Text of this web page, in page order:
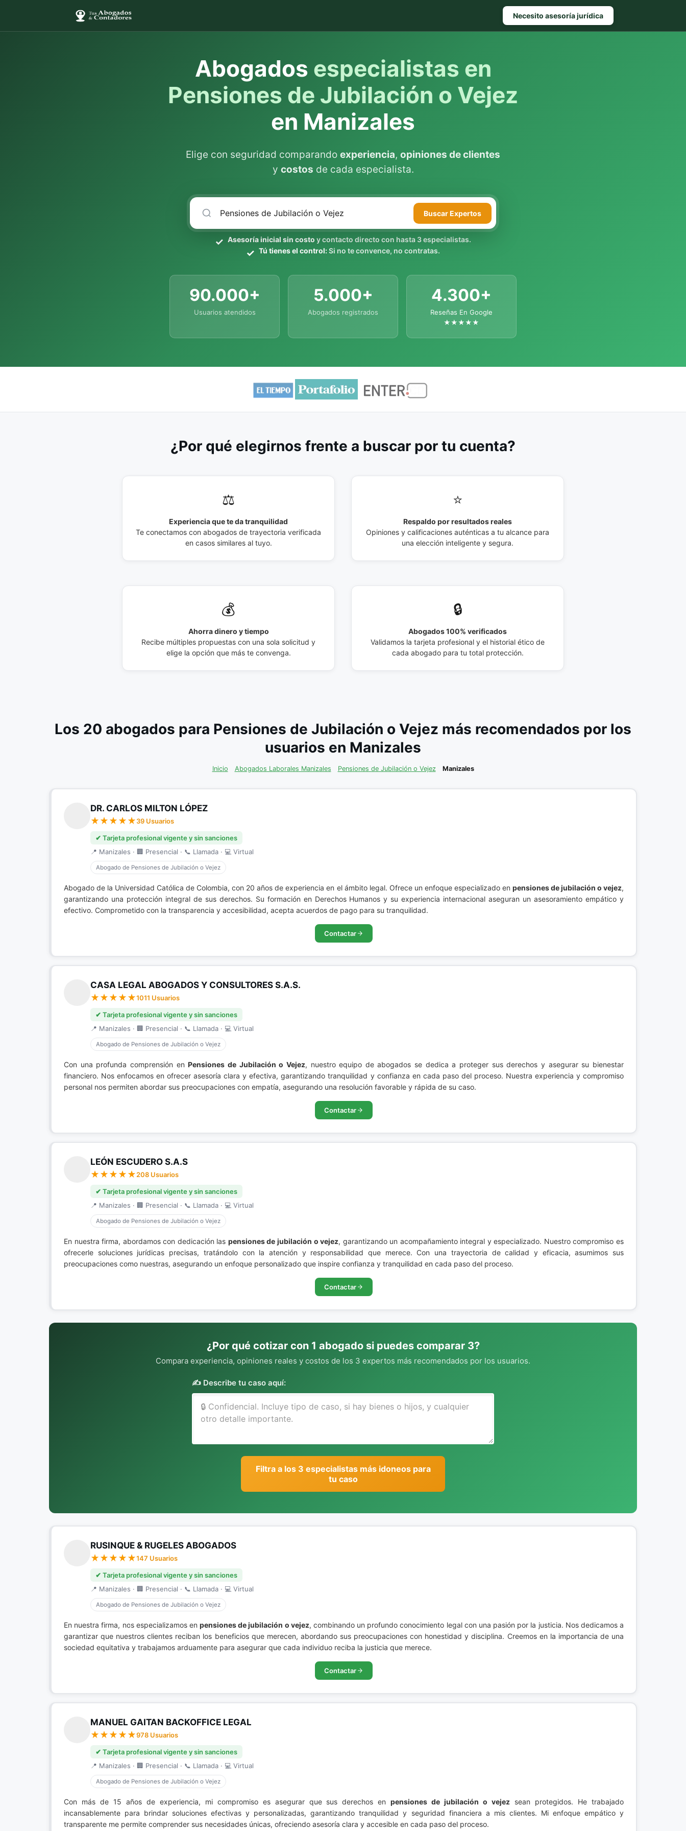
Necesito asesoría jurídica
Abogados especialistas en
Pensiones de Jubilación o Vejez
en Manizales
Elige con seguridad comparando experiencia, opiniones de clientes
y costos de cada especialista.
BuscarExpertos
Asesoría inicial sin costo y contacto directo con hasta 3 especialistas.
Tú tienes el control:Si no te convence, no contratas.
90.000+
Usuarios atendidos
5.000+
Abogados registrados
4.300+
Reseñas En Google
★★★★★
¿Por qué elegirnos frente a buscar por tu cuenta?
⚖️
Experiencia que te da tranquilidad
Te conectamos con abogados de trayectoria verificada
en casos similares al tuyo.
⭐
Respaldo por resultados reales
Opiniones y calificaciones auténticas a tu alcance para
una elección inteligente y segura.
💰
Ahorra dinero y tiempo
Recibe múltiples propuestas con una sola solicitud y
elige la opción que más te convenga.
🔒
Abogados 100% verificados
Validamos la tarjeta profesional y el historial ético de
cada abogado para tu total protección.
Los 20 abogados para Pensiones de Jubilación o Vejez más recomendados por los
usuarios en Manizales
Inicio Abogados Laborales Manizales Pensiones de Jubilación o Vejez Manizales
DR. CARLOS MILTON LÓPEZ
39 Usuarios
✔ Tarjeta profesional vigente y sin sanciones
📍 Manizales · 🏢 Presencial · 📞 Llamada · 💻 Virtual
Abogado de Pensiones de Jubilación o Vejez
Abogado de la Universidad Católica de Colombia, con 20 años de experiencia en el ámbito legal. Ofrece un enfoque especializado en pensiones de jubilación o vejez,
garantizando una protección integral de sus derechos. Su formación en Derechos Humanos y su experiencia internacional aseguran un asesoramiento empático y
efectivo. Comprometido con la transparencia y accesibilidad, acepta acuerdos de pago para su tranquilidad.
Contactar
CASA LEGAL ABOGADOS Y CONSULTORES S.A.S.
1011 Usuarios
✔ Tarjeta profesional vigente y sin sanciones
📍 Manizales · 🏢 Presencial · 📞 Llamada · 💻 Virtual
Abogado de Pensiones de Jubilación o Vejez
Con una profunda comprensión enPensiones de Jubilación o Vejez, nuestro equipo de abogados se dedica a proteger sus derechos y asegurar su bienestar
financiero. Nos enfocamos en ofrecer asesoría clara y efectiva, garantizando tranquilidad y confianza en cada paso del proceso. Nuestra experiencia y compromiso
personal nos permiten abordar sus preocupaciones con empatía, asegurando una resolución favorable y rápida de su caso.
Contactar
LEÓN ESCUDERO S.A.S
208 Usuarios
✔ Tarjeta profesional vigente y sin sanciones
📍 Manizales · 🏢 Presencial · 📞 Llamada · 💻 Virtual
Abogado de Pensiones de Jubilación o Vejez
En nuestra firma, abordamos con dedicación las pensiones de jubilación o vejez, garantizando un acompañamiento integral y especializado. Nuestro compromiso es
ofrecerle soluciones jurídicas precisas, tratándolo con la atención y responsabilidad que merece. Con una trayectoria de calidad y eficacia, asumimos sus
preocupaciones como nuestras, asegurando un enfoque personalizado que inspire confianza y tranquilidad en cada paso del proceso.
Contactar
¿Por qué cotizar con 1 abogado si puedes comparar 3?
Compara experiencia, opiniones reales y costos de los 3 expertos más recomendados por los usuarios.
✍️ Describe tu caso aquí:
Filtra a los 3 especialistas más idoneos para
tu caso
RUSINQUE & RUGELES ABOGADOS
147 Usuarios
✔ Tarjeta profesional vigente y sin sanciones
📍 Manizales · 🏢 Presencial · 📞 Llamada · 💻 Virtual
Abogado de Pensiones de Jubilación o Vejez
En nuestra firma, nos especializamos en pensiones de jubilación o vejez, combinando un profundo conocimiento legal con una pasión por la justicia. Nos dedicamos a
garantizar que nuestros clientes reciban los beneficios que merecen, abordando sus preocupaciones con honestidad y disciplina. Creemos en la importancia de una
sociedad equitativa y trabajamos arduamente para asegurar que cada individuo reciba la justicia que merece.
Contactar
MANUEL GAITAN BACKOFFICE LEGAL
978 Usuarios
✔ Tarjeta profesional vigente y sin sanciones
📍 Manizales · 🏢 Presencial · 📞 Llamada · 💻 Virtual
Abogado de Pensiones de Jubilación o Vejez
Con más de 15 años de experiencia, mi compromiso es asegurar que sus derechos enpensiones de jubilación o vejez sean protegidos. He trabajado
incansablemente para brindar soluciones efectivas y personalizadas, garantizando tranquilidad y seguridad financiera a mis clientes. Mi enfoque empático y
transparente me permite comprender sus necesidades únicas, ofreciendo asesoría clara y accesible en cada paso del proceso.